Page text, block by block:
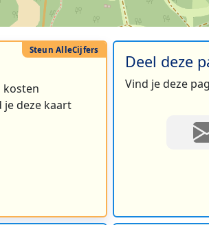
kosten
je deze kaart
Deel deze
Vind je deze